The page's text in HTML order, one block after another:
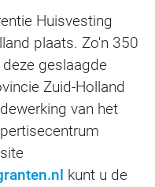
Huisvesting
plaats. Zo'n 350
geslaagde
Zuid-Holland
van het
kunt u de